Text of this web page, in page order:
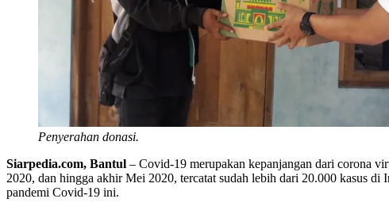
Penyerahan donasi.
Siarpedia.com, Bantul – Covid-19 merupakan kepanjangan dari corona
2020, dan hingga akhir Mei 2020, tercatat sudah lebih dari 20.000 kasus
pandemi Covid-19 ini.